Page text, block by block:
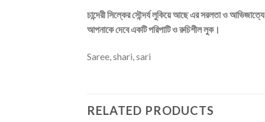
চান্দেরী সিল্কের সৌন্দর্য লুকিয়ে আছে এর সরলতা ও
আপনাকে দেবে একটি পরিপাটি ও রুচিশীল লুক।
Saree, shari, sari
RELATED PRODUCTS